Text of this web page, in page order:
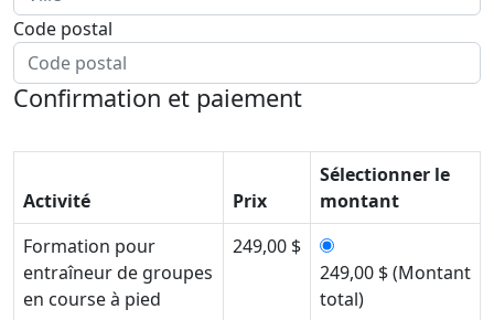
Code postal
Confirmation et paiement
Activité Prix
Sélectionner le
montant
Formation pour
entraîneur de groupes
en course à pied
249,00 $
249,00 $ (Montant
total)